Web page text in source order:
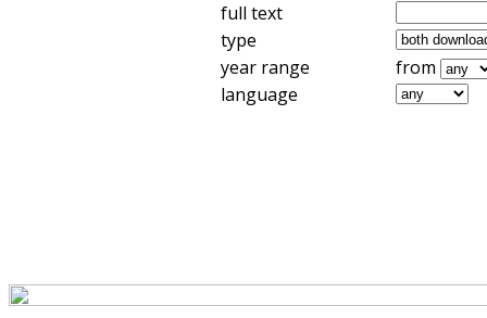
full text
type
year range
from
language